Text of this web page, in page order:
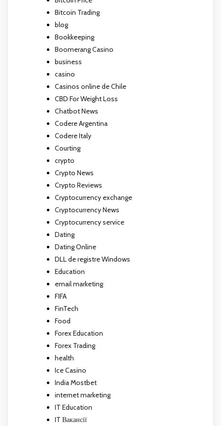
Bitcoin Trading
blog
Bookkeeping
Boomerang Casino
business
casino
Casinos online de Chile
CBD For Weight Loss
Chatbot News
Codere Argentina
Codere Italy
Courting
crypto
Crypto News
Crypto Reviews
Cryptocurrency exchange
Cryptocurrency News
Cryptocurrency service
Dating
Dating Online
DLL de registre Windows
Education
email marketing
FIFA
FinTech
Food
Forex Education
Forex Trading
health
Ice Casino
India Mostbet
internet marketing
IT Education
IT Вакансії